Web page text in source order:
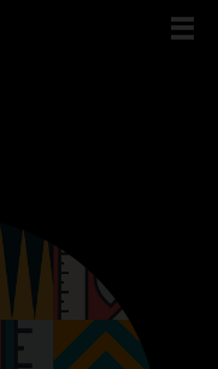
לתוכן